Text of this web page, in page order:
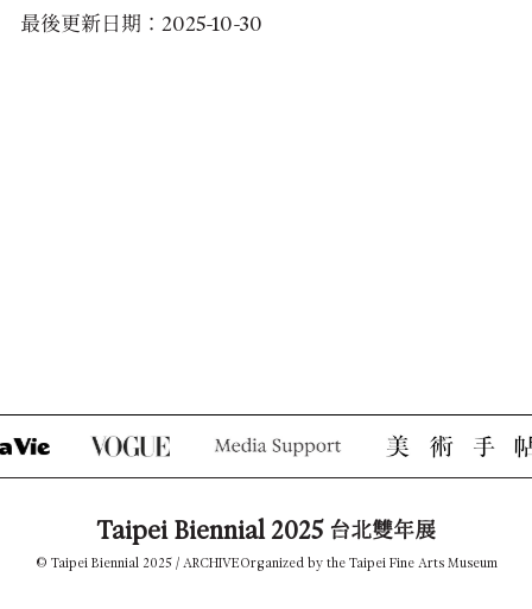
最後更新日期：2025-10-30
Taipei Biennial 2025 台北雙年展
© Taipei Biennial 2025 / ARCHIVEOrganized by the Taipei Fine Arts Museum